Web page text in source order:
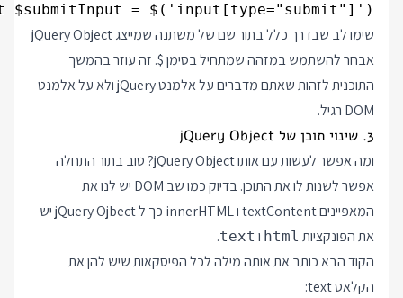
$submitInput = $('input[type="submit"]');
שימו לב שבדרך כלל בתור שם של משתנה שמייצג jQuery Object
אבחר להשתמש במזהה שמתחיל בסימן $. זה עוזר בהמשך
התוכנית לזהות שאתם מדברים על אלמנט jQuery ולא על אלמנט
DOM רגיל.
3. שינוי תוכן של jQuery Object
ומה אפשר לעשות עם אותו jQuery Object? טוב בתור התחלה
אפשר לשנות לו את התוכן. בדיוק כמו שב DOM יש לנו את
המאפיינים textContent ו innerHTML כך ל jQuery Ojbect יש
את הפונקציות html ו text
.
הקוד הבא כותב את אותה מילה לכל הפיסקאות שיש להן את
הקלאס text: